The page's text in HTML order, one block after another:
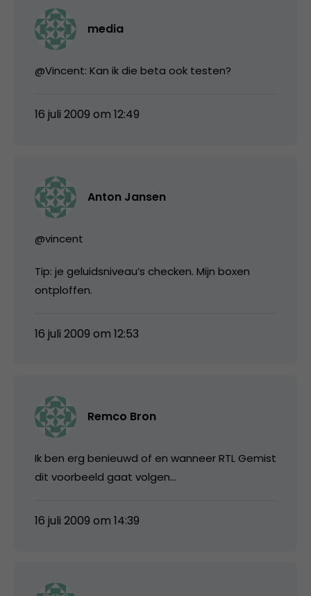
media
@Vincent: Kan ik die beta ook testen?
16 juli 2009 om 12:49
Anton Jansen
@vincent
Tip: je geluidsniveau’s checken. Mijn boxen
ontploffen.
16 juli 2009 om 12:53
Remco Bron
Ik ben erg benieuwd of en wanneer RTL Gemist
dit voorbeeld gaat volgen…
16 juli 2009 om 14:39